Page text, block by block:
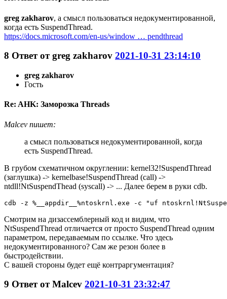
greg zakharov, а смысл пользоваться недокументированной,
когда есть SuspendThread.
https://docs.microsoft.com/en-us/window … pendthread
8 Ответ отgreg zakharov 2021-10-31 23:14:10
greg zakharov
Гость
Re: AHK: Заморозка Threads
Malcev пишет:
а смысл пользоваться недокументированной, когда
есть SuspendThread.
В грубом схематичном округлении: kernel32!SuspendThread
(заглушка) -> kernelbase!SuspendThread (call) ->
ntdll!NtSuspendThead (syscall) -> ... Далее берем в руки cdb.
cdb -z %__appdir__%ntoskrnl.exe -c "uf
Смотрим на дизассемблерный код и видим, что
NtSuspendThread отличается от просто SuspendThread одним
параметром, передаваемым по ссылке. Что здесь
недокументированного? Сам же резон более в
быстродействии.
С вашей стороны будет ещё контраргументация?
9 Ответ отMalcev 2021-10-31 23:32:47